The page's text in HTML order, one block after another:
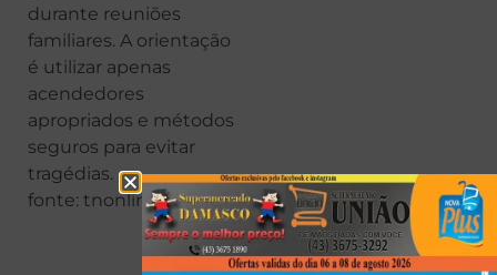
durante reuniões
familiares. A orientação
é utilizar apenas
acendedores
apropriados e métodos
seguros para evitar
tragédias.
fonte: tnonline